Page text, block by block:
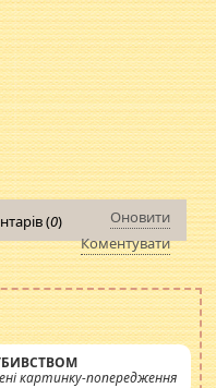
(0)
Оновити
Коментувати
картинку-попередження